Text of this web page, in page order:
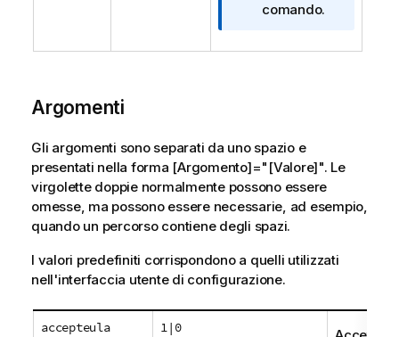
r
a
comando.
Argomenti
Gli argomenti sono separati da uno spazio e
presentati nella forma [Argomento]="[Valore]". Le
virgolette doppie normalmente possono essere
omesse, ma possono essere necessarie, ad esempio,
quando un percorso contiene degli spazi.
I valori predefiniti corrispondono a quelli utilizzati
nell'interfaccia utente di configurazione.
accepteula 1|0